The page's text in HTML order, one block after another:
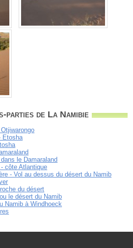
parties de La Namibie
Etosha
le Damaraland
côte Atlantique
- Vol au dessus du désert du Namib
du désert
le désert du Namib
Namib à Windhoeck